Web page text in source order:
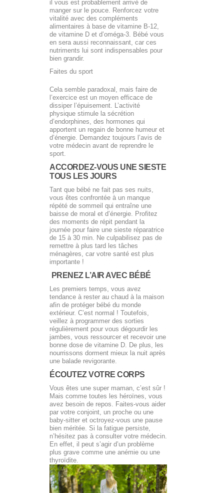
il vous est probablement arrivé de
manger sur le pouce. Renforcez votre
vitalité avec des compléments
alimentaires à base de vitamine B-12,
de vitamine D et d’oméga-3. Bébé vous
en sera aussi reconnaissant, car ces
nutriments lui sont indispensables pour
bien grandir.
Faites du sport
Cela semble paradoxal, mais faire de
l’exercice est un moyen efficace de
dissiper l’épuisement. L’activité
physique stimule la sécrétion
d’endorphines, des hormones qui
apportent un regain de bonne humeur et
d’énergie. Demandez toujours l’avis de
votre médecin avant de reprendre le
sport.
ACCORDEZ-VOUS UNE SIESTE
TOUS LES JOURS
Tant que bébé ne fait pas ses nuits,
vous êtes confrontée à un manque
répété de sommeil qui entraîne une
baisse de moral et d’énergie. Profitez
des moments de répit pendant la
journée pour faire une sieste réparatrice
de 15 à 30 min. Ne culpabilisez pas de
remettre à plus tard les tâches
ménagères, car votre santé est plus
importante !
PRENEZ L’AIR AVEC BÉBÉ
Les premiers temps, vous avez
tendance à rester au chaud à la maison
afin de protéger bébé du monde
extérieur. C’est normal ! Toutefois,
veillez à programmer des sorties
régulièrement pour vous dégourdir les
jambes, vous ressourcer et recevoir une
bonne dose de vitamine D. De plus, les
nourrissons dorment mieux la nuit après
une balade revigorante.
ÉCOUTEZ VOTRE CORPS
Vous êtes une super maman, c’est sûr !
Mais comme toutes les héroïnes, vous
avez besoin de repos. Faites-vous aider
par votre conjoint, un proche ou une
baby-sitter et octroyez-vous une pause
bien méritée. Si la fatigue persiste,
n’hésitez pas à consulter votre médecin.
En effet, il peut s’agir d’un problème
plus grave comme une anémie ou une
thyroïdite.